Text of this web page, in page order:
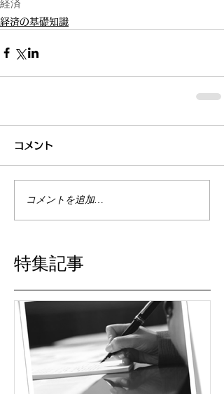
経済
経済の基礎知識
コメント
コメントを追加…
特集記事